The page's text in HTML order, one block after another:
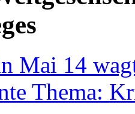
Mai 14
Thema: